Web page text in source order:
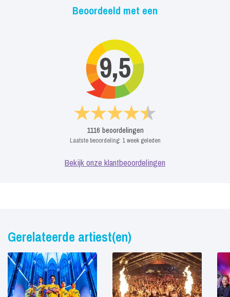
Beoordeeld met een
9,5
1116 beoordelingen
Laatste beoordeling: 1 week geleden
Bekijk onze klantbeoordelingen
Gerelateerde artiest(en)